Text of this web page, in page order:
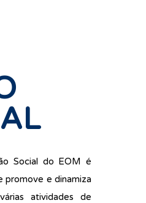
Social do EOM é
promove e dinamiza
atividades de